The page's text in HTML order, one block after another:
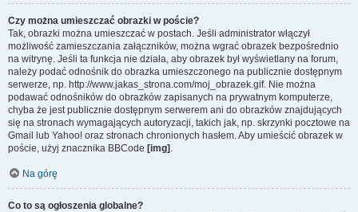
Czy można umieszczać obrazki w poście?
Tak, obrazki można umieszczać w postach. Jeśli administrator włączył
możliwość zamieszczania załączników, można wgrać obrazek bezpośrednio
na witrynę. Jeśli ta funkcja nie działa, aby obrazek był wyświetlany na forum,
należy podać odnośnik do obrazka umieszczonego na publicznie dostępnym
serwerze, np. http://www.jakas_strona.com/moj_obrazek.gif. Nie można
podawać odnośników do obrazków zapisanych na prywatnym komputerze,
chyba że jest publicznie dostępnym serwerem ani do obrazków znajdujących
się na stronach wymagających autoryzacji, takich jak, np. skrzynki pocztowe na
Gmail lub Yahoo! oraz stronach chronionych hasłem. Aby umieścić obrazek w
poście, użyj znacznika BBCode [img] .
Na górę
Co to są ogłoszenia globalne?